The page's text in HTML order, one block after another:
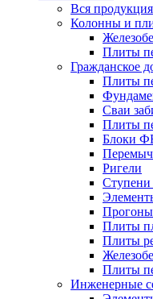
Вся продукция
Колонны и
Плиты
Гражданское
Плиты
Сваи
Плиты
Блоки
Ригели
Ступени
Плиты
Плиты
Плиты
Инженерные